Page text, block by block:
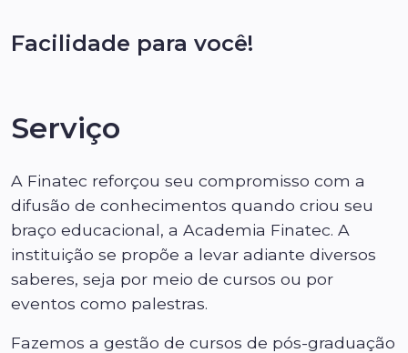
Facilidade para você!
Serviço
A Finatec reforçou seu compromisso com a
difusão de conhecimentos quando criou seu
braço educacional, a Academia Finatec. A
instituição se propõe a levar adiante diversos
saberes, seja por meio de cursos ou por
eventos como palestras.
Fazemos a gestão de cursos de pós-graduação